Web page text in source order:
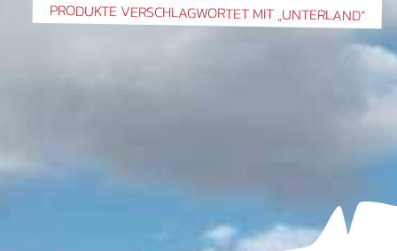
PRODUKTE VERSCHLAGWORTET MIT „UNTERLAND“